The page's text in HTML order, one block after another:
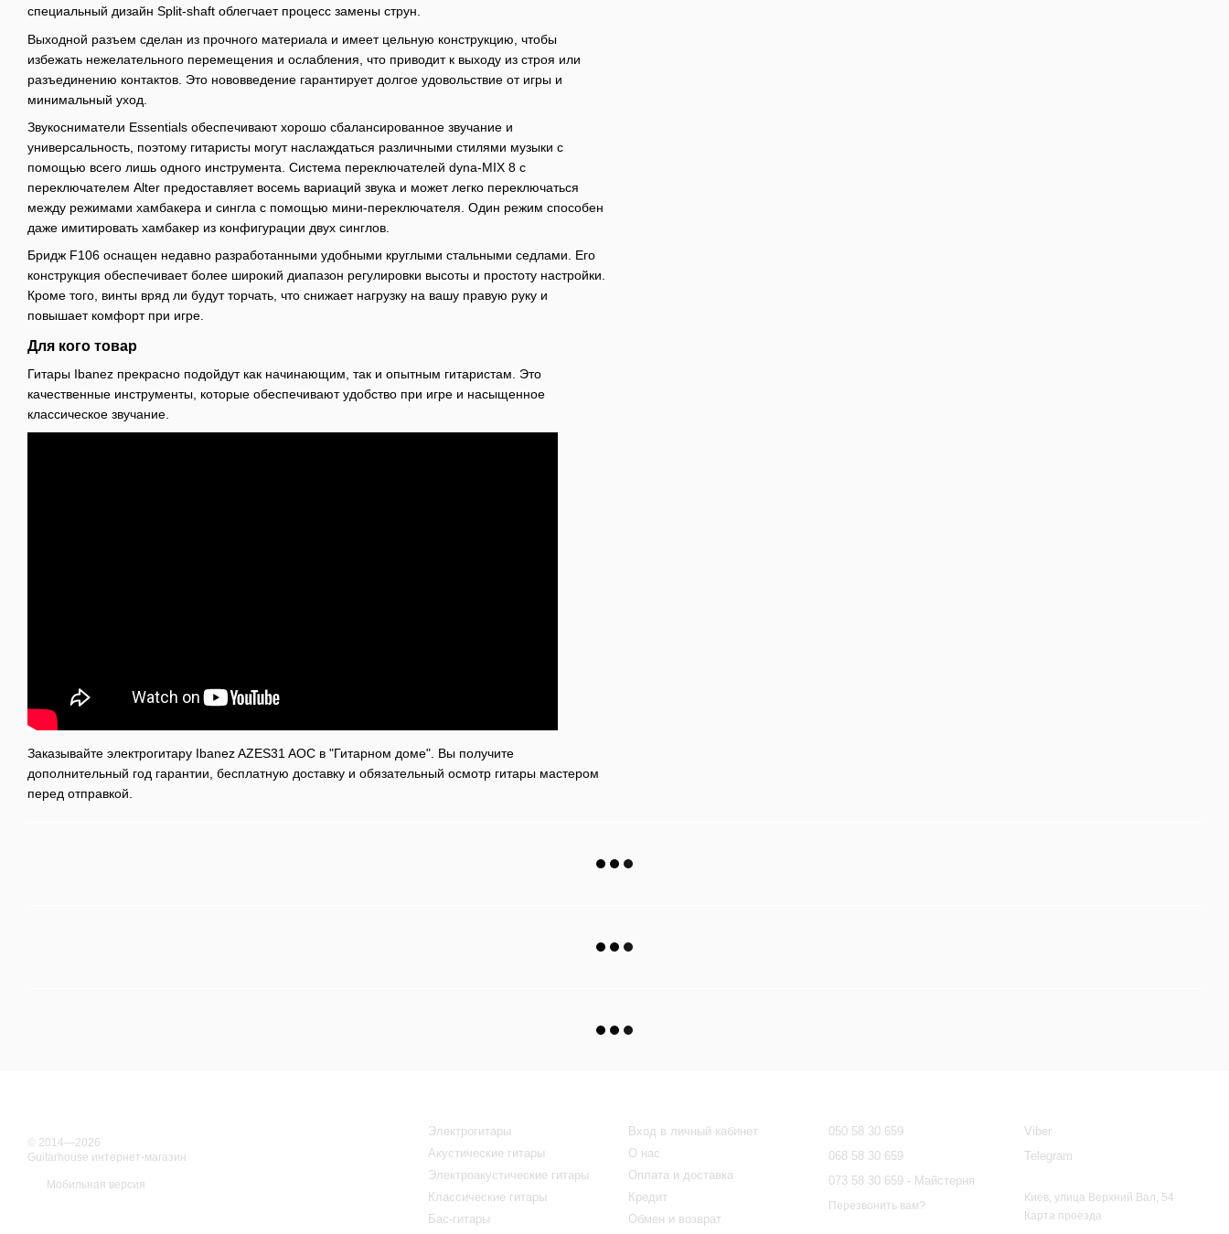
специальный дизайн Split-shaft облегчает процесс замены струн.
Выходной разъем сделан из прочного материала и имеет цельную конструкцию, чтобы
избежать нежелательного перемещения и ослабления, что приводит к выходу из строя или
разъединению контактов. Это нововведение гарантирует долгое удовольствие от игры и
минимальный уход.
Звукосниматели Essentials обеспечивают хорошо сбалансированное звучание и
универсальность, поэтому гитаристы могут наслаждаться различными стилями музыки с
помощью всего лишь одного инструмента. Система переключателей dyna-MIX 8 с
переключателем Alter предоставляет восемь вариаций звука и может легко переключаться
между режимами хамбакера и сингла с помощью мини-переключателя. Один режим способен
даже имитировать хамбакер из конфигурации двух синглов.
Бридж F106 оснащен недавно разработанными удобными круглыми стальными седлами. Его
конструкция обеспечивает более широкий диапазон регулировки высоты и простоту настройки.
Кроме того, винты вряд ли будут торчать, что снижает нагрузку на вашу правую руку и
повышает комфорт при игре.
Для кого товар
Гитары Ibanez прекрасно подойдут как начинающим, так и опытным гитаристам. Это
качественные инструменты, которые обеспечивают удобство при игре и насыщенное
классическое звучание.
Заказывайте электрогитару Ibanez AZES31 AOC в "Гитарном доме". Вы получите
дополнительный год гарантии, бесплатную доставку и обязательный осмотр гитары мастером
перед отправкой.
© 2014—2026
Guitarhouse интернет-магазин
Мобильная версия
Электрогитары
Акустические гитары
Электроакустические гитары
Классические гитары
Бас-гитары
Вход в личный кабинет
О нас
Оплата и доставка
Кредит
Обмен и возврат
050 58 30 659
068 58 30 659
073 58 30 659 - Майстерня
Перезвонить вам?
Viber
Telegram
Киев, улица Верхний Вал, 54
Карта проезда